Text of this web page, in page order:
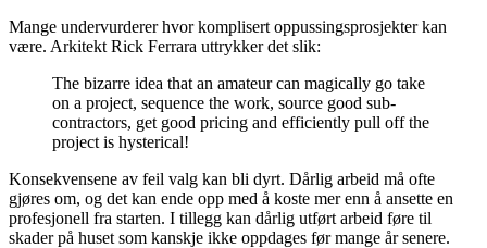
Mange undervurderer hvor komplisert oppussingsprosjekter kan
være. Arkitekt Rick Ferrara uttrykker det slik:
The bizarre idea that an amateur can magically go take
on a project, sequence the work, source good sub-
contractors, get good pricing and efficiently pull off the
project is hysterical!
Konsekvensene av feil valg kan bli dyrt. Dårlig arbeid må ofte
gjøres om, og det kan ende opp med å koste mer enn å ansette en
profesjonell fra starten. I tillegg kan dårlig utført arbeid føre til
skader på huset som kanskje ikke oppdages før mange år senere.